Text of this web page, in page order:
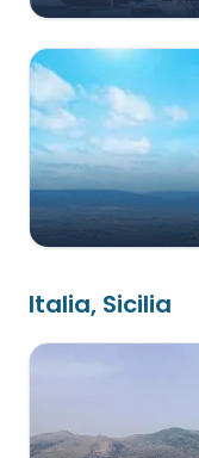
Italia, Sicilia